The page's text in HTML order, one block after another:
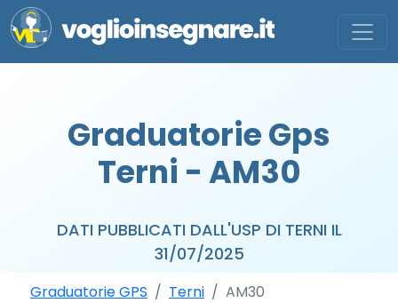
Graduatorie Gps
Terni - AM30
DATI PUBBLICATI DALL'USP DI TERNI IL
31/07/2025
Graduatorie GPS Terni AM30